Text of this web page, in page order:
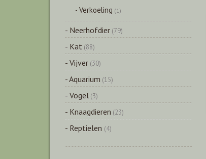
- Verkoeling (1)
- Neerhofdier (79)
- Kat (88)
- Vijver (30)
- Aquarium (15)
- Vogel (3)
- Knaagdieren (23)
- Reptielen (4)